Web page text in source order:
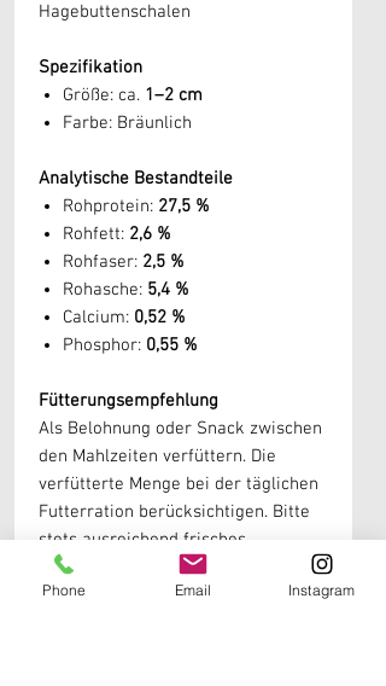
Hagebuttenschalen
Spezifikation
Größe: ca. 1–2 cm
Farbe: Bräunlich
Analytische Bestandteile
Rohprotein: 27,5 %
Rohfett: 2,6 %
Rohfaser: 2,5 %
Rohasche: 5,4 %
Calcium: 0,52 %
Phosphor: 0,55 %
Fütterungsempfehlung
Als Belohnung oder Snack zwischen
den Mahlzeiten verfüttern. Die
verfütterte Menge bei der täglichen
Futterration berücksichtigen. Bitte
stets ausreichend frisches
Trinkwasser bereitstellen.
Phone Email Instagram